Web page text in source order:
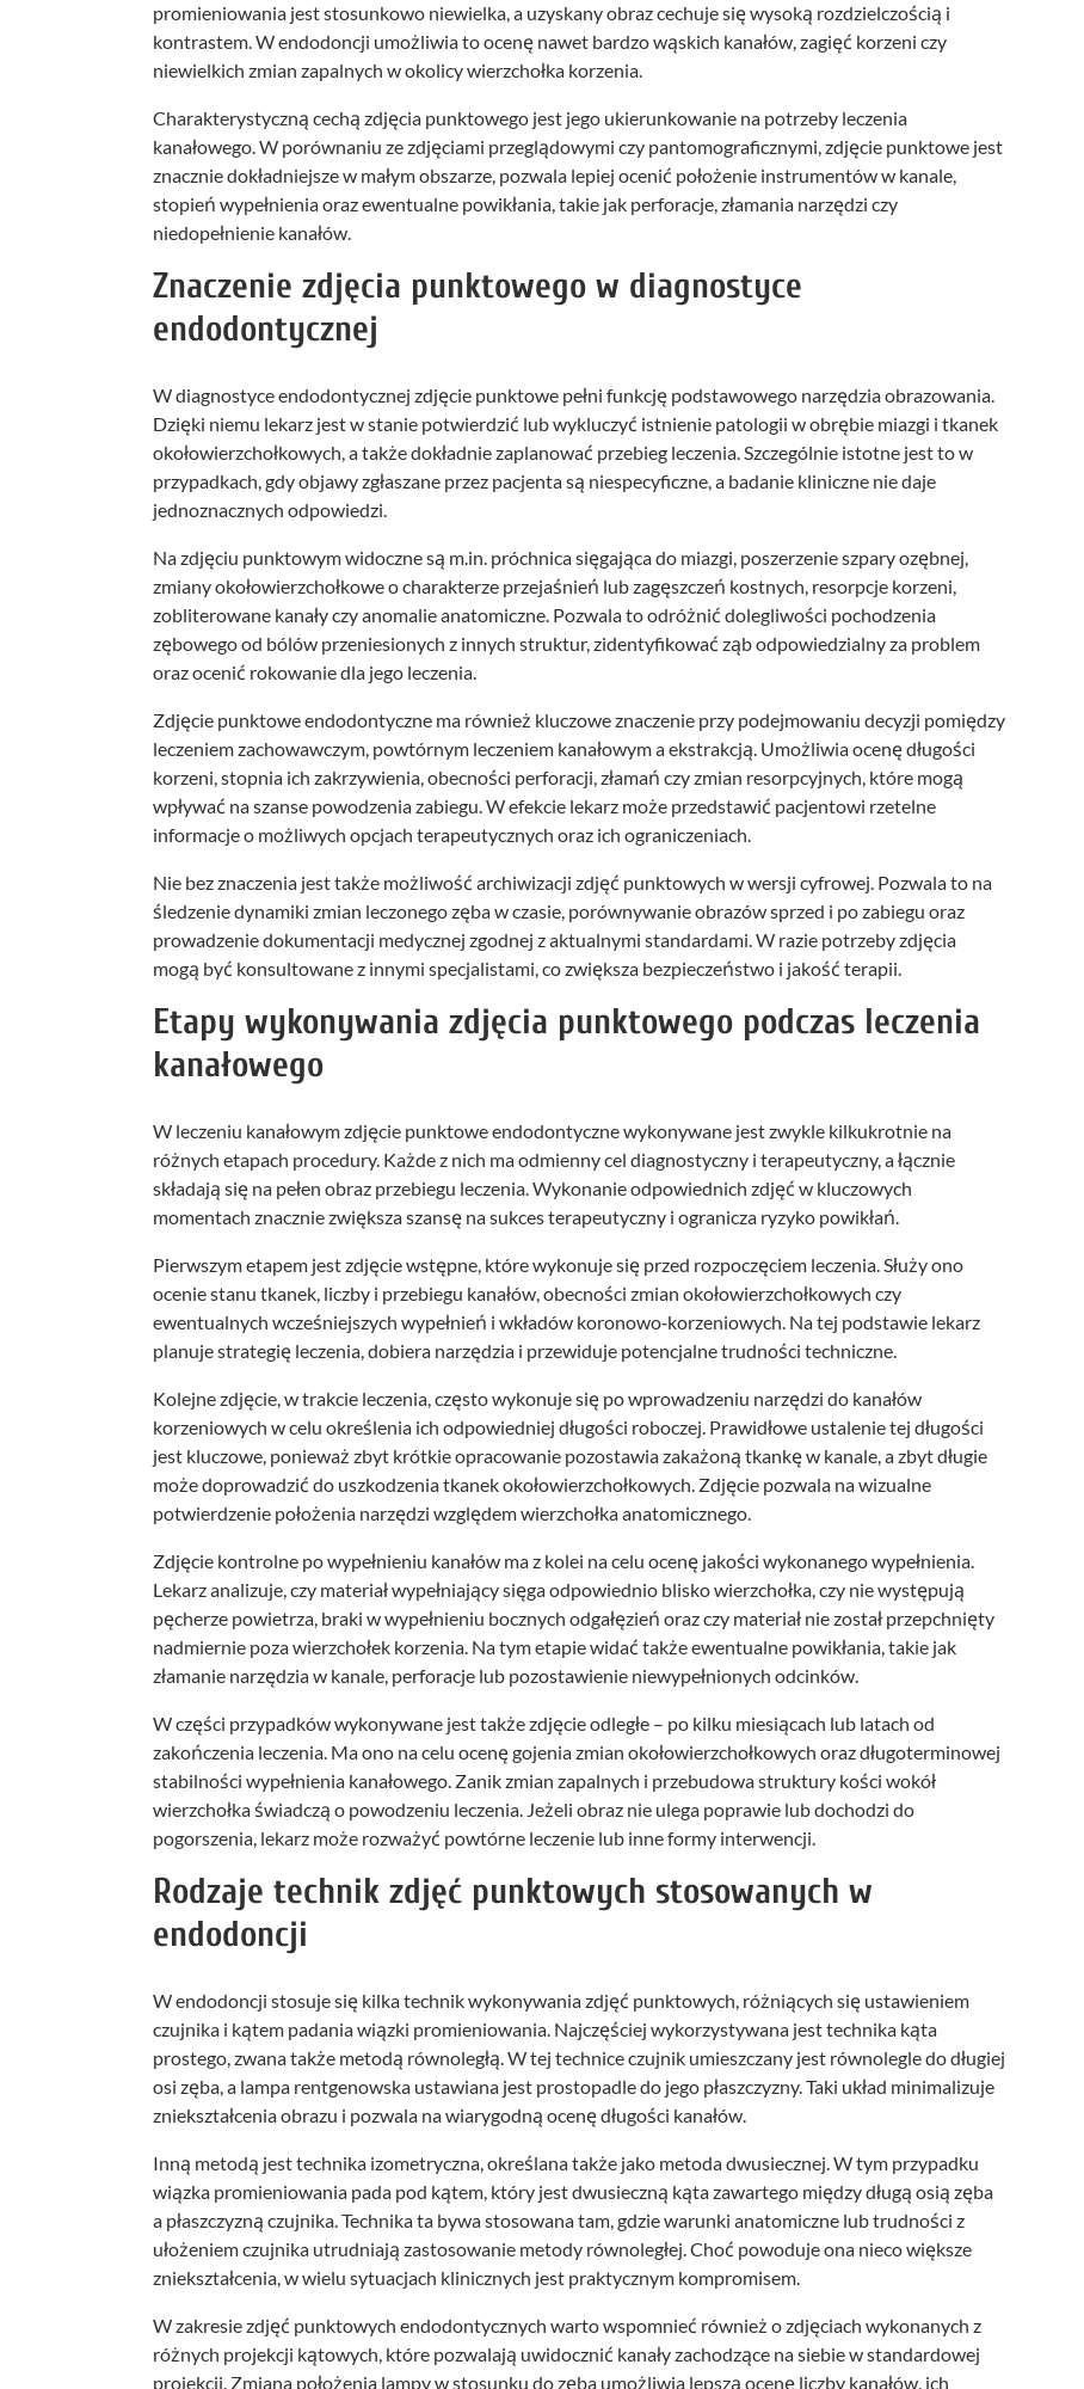
promieniowania jest stosunkowo niewielka, a uzyskany obraz cechuje się wysoką rozdzielczością i
kontrastem. W endodoncji umożliwia to ocenę nawet bardzo wąskich kanałów, zagięć korzeni czy
niewielkich zmian zapalnych w okolicy wierzchołka korzenia.
Charakterystyczną cechą zdjęcia punktowego jest jego ukierunkowanie na potrzeby leczenia
kanałowego. W porównaniu ze zdjęciami przeglądowymi czy pantomograficznymi, zdjęcie punktowe jest
znacznie dokładniejsze w małym obszarze, pozwala lepiej ocenić położenie instrumentów w kanale,
stopień wypełnienia oraz ewentualne powikłania, takie jak perforacje, złamania narzędzi czy
niedopełnienie kanałów.
Znaczenie zdjęcia punktowego w diagnostyce
endodontycznej
W diagnostyce endodontycznej zdjęcie punktowe pełni funkcję podstawowego narzędzia obrazowania.
Dzięki niemu lekarz jest w stanie potwierdzić lub wykluczyć istnienie patologii w obrębie miazgi i tkanek
okołowierzchołkowych, a także dokładnie zaplanować przebieg leczenia. Szczególnie istotne jest to w
przypadkach, gdy objawy zgłaszane przez pacjenta są niespecyficzne, a badanie kliniczne nie daje
jednoznacznych odpowiedzi.
Na zdjęciu punktowym widoczne są m.in. próchnica sięgająca do miazgi, poszerzenie szpary ozębnej,
zmiany okołowierzchołkowe o charakterze przejaśnień lub zagęszczeń kostnych, resorpcje korzeni,
zobliterowane kanały czy anomalie anatomiczne. Pozwala to odróżnić dolegliwości pochodzenia
zębowego od bólów przeniesionych z innych struktur, zidentyfikować ząb odpowiedzialny za problem
oraz ocenić rokowanie dla jego leczenia.
Zdjęcie punktowe endodontyczne ma również kluczowe znaczenie przy podejmowaniu decyzji pomiędzy
leczeniem zachowawczym, powtórnym leczeniem kanałowym a ekstrakcją. Umożliwia ocenę długości
korzeni, stopnia ich zakrzywienia, obecności perforacji, złamań czy zmian resorpcyjnych, które mogą
wpływać na szanse powodzenia zabiegu. W efekcie lekarz może przedstawić pacjentowi rzetelne
informacje o możliwych opcjach terapeutycznych oraz ich ograniczeniach.
Nie bez znaczenia jest także możliwość archiwizacji zdjęć punktowych w wersji cyfrowej. Pozwala to na
śledzenie dynamiki zmian leczonego zęba w czasie, porównywanie obrazów sprzed i po zabiegu oraz
prowadzenie dokumentacji medycznej zgodnej z aktualnymi standardami. W razie potrzeby zdjęcia
mogą być konsultowane z innymi specjalistami, co zwiększa bezpieczeństwo i jakość terapii.
Etapy wykonywania zdjęcia punktowego podczas leczenia
kanałowego
W leczeniu kanałowym zdjęcie punktowe endodontyczne wykonywane jest zwykle kilkukrotnie na
różnych etapach procedury. Każde z nich ma odmienny cel diagnostyczny i terapeutyczny, a łącznie
składają się na pełen obraz przebiegu leczenia. Wykonanie odpowiednich zdjęć w kluczowych
momentach znacznie zwiększa szansę na sukces terapeutyczny i ogranicza ryzyko powikłań.
Pierwszym etapem jest zdjęcie wstępne, które wykonuje się przed rozpoczęciem leczenia. Służy ono
ocenie stanu tkanek, liczby i przebiegu kanałów, obecności zmian okołowierzchołkowych czy
ewentualnych wcześniejszych wypełnień i wkładów koronowo‑korzeniowych. Na tej podstawie lekarz
planuje strategię leczenia, dobiera narzędzia i przewiduje potencjalne trudności techniczne.
Kolejne zdjęcie, w trakcie leczenia, często wykonuje się po wprowadzeniu narzędzi do kanałów
korzeniowych w celu określenia ich odpowiedniej długości roboczej. Prawidłowe ustalenie tej długości
jest kluczowe, ponieważ zbyt krótkie opracowanie pozostawia zakażoną tkankę w kanale, a zbyt długie
może doprowadzić do uszkodzenia tkanek okołowierzchołkowych. Zdjęcie pozwala na wizualne
potwierdzenie położenia narzędzi względem wierzchołka anatomicznego.
Zdjęcie kontrolne po wypełnieniu kanałów ma z kolei na celu ocenę jakości wykonanego wypełnienia.
Lekarz analizuje, czy materiał wypełniający sięga odpowiednio blisko wierzchołka, czy nie występują
pęcherze powietrza, braki w wypełnieniu bocznych odgałęzień oraz czy materiał nie został przepchnięty
nadmiernie poza wierzchołek korzenia. Na tym etapie widać także ewentualne powikłania, takie jak
złamanie narzędzia w kanale, perforacje lub pozostawienie niewypełnionych odcinków.
W części przypadków wykonywane jest także zdjęcie odległe – po kilku miesiącach lub latach od
zakończenia leczenia. Ma ono na celu ocenę gojenia zmian okołowierzchołkowych oraz długoterminowej
stabilności wypełnienia kanałowego. Zanik zmian zapalnych i przebudowa struktury kości wokół
wierzchołka świadczą o powodzeniu leczenia. Jeżeli obraz nie ulega poprawie lub dochodzi do
pogorszenia, lekarz może rozważyć powtórne leczenie lub inne formy interwencji.
Rodzaje technik zdjęć punktowych stosowanych w
endodoncji
W endodoncji stosuje się kilka technik wykonywania zdjęć punktowych, różniących się ustawieniem
czujnika i kątem padania wiązki promieniowania. Najczęściej wykorzystywana jest technika kąta
prostego, zwana także metodą równoległą. W tej technice czujnik umieszczany jest równolegle do długiej
osi zęba, a lampa rentgenowska ustawiana jest prostopadle do jego płaszczyzny. Taki układ minimalizuje
zniekształcenia obrazu i pozwala na wiarygodną ocenę długości kanałów.
Inną metodą jest technika izometryczna, określana także jako metoda dwusiecznej. W tym przypadku
wiązka promieniowania pada pod kątem, który jest dwusieczną kąta zawartego między długą osią zęba
a płaszczyzną czujnika. Technika ta bywa stosowana tam, gdzie warunki anatomiczne lub trudności z
ułożeniem czujnika utrudniają zastosowanie metody równoległej. Choć powoduje ona nieco większe
zniekształcenia, w wielu sytuacjach klinicznych jest praktycznym kompromisem.
W zakresie zdjęć punktowych endodontycznych warto wspomnieć również o zdjęciach wykonanych z
różnych projekcji kątowych, które pozwalają uwidocznić kanały zachodzące na siebie w standardowej
projekcji. Zmiana położenia lampy w stosunku do zęba umożliwia lepszą ocenę liczby kanałów, ich